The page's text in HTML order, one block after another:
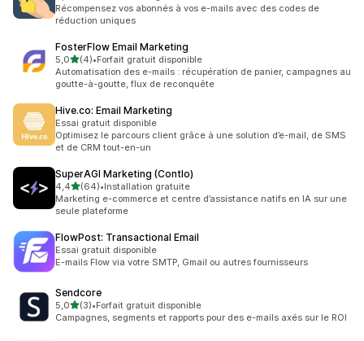
Récompensez vos abonnés à vos e-mails avec des codes de
réduction uniques
FosterFlow Email Marketing
5,0étoile(s) sur 5
(4)
4 avis au total
•Forfait gratuit disponible
Automatisation des e-mails : récupération de panier, campagnes au
goutte-à-goutte, flux de reconquête
Hive.co: Email Marketing
Essai gratuit disponible
Optimisez le parcours client grâce à une solution d’e-mail, de SMS
et de CRM tout-en-un
SuperAGI Marketing (Contlo)
4,4étoile(s) sur 5
(64)
64 avis au total
•Installation gratuite
Marketing e-commerce et centre d’assistance natifs en IA sur une
seule plateforme
FlowPost: Transactional Email
Essai gratuit disponible
E-mails Flow via votre SMTP, Gmail ou autres fournisseurs
Sendcore
5,0étoile(s) sur 5
(3)
3 avis au total
•Forfait gratuit disponible
Campagnes, segments et rapports pour des e-mails axés sur le ROI